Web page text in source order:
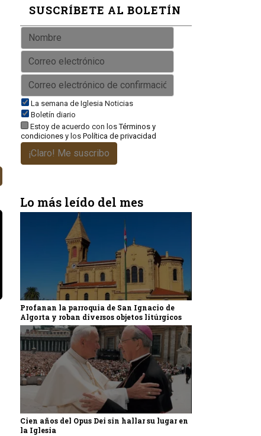
SUSCRÍBETE AL BOLETÍN
La semana de Iglesia Noticias
Boletín diario
Estoy de acuerdo con losTérminos y
condiciones y los Política de privacidad
¡Claro! Me suscribo
Lo más leído del mes
Profanan la parroquia de San Ignacio de
Algorta y roban diversos objetos litúrgicos
Cien años del Opus Dei sin hallar su lugar en
la Iglesia